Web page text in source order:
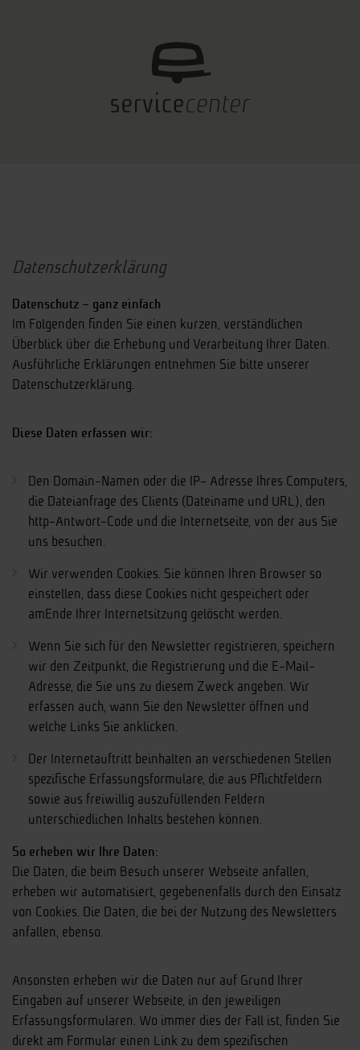
Datenschutzerklärung
Datenschutz – ganz einfach
Im Folgenden finden Sie einen kurzen, verständlichen
Überblick über die Erhebung und Verarbeitung Ihrer Daten.
Ausführliche Erklärungen entnehmen Sie bitte unserer
Datenschutzerklärung.
Diese Daten erfassen wir:
Den Domain-Namen oder die IP- Adresse Ihres Computers,
die Dateianfrage des Clients (Dateiname und URL), den
http-Antwort-Code und die Internetseite, von der aus Sie
uns besuchen.
Wir verwenden Cookies. Sie können Ihren Browser so
einstellen, dass diese Cookies nicht gespeichert oder
amEnde Ihrer Internetsitzung gelöscht werden.
Wenn Sie sich für den Newsletter registrieren, speichern
wir den Zeitpunkt, die Registrierung und die E-Mail-
Adresse, die Sie uns zu diesem Zweck angeben. Wir
erfassen auch, wann Sie den Newsletter öffnen und
welche Links Sie anklicken.
Der Internetauftritt beinhalten an verschiedenen Stellen
spezifische Erfassungsformulare, die aus Pflichtfeldern
sowie aus freiwillig auszufüllenden Feldern
unterschiedlichen Inhalts bestehen können.
So erheben wir Ihre Daten:
Die Daten, die beim Besuch unserer Webseite anfallen,
erheben wir automatisiert, gegebenenfalls durch den Einsatz
von Cookies. Die Daten, die bei der Nutzung des Newsletters
anfallen, ebenso.
Ansonsten erheben wir die Daten nur auf Grund Ihrer
Eingaben auf unserer Webseite, in den jeweiligen
Erfassungsformularen. Wo immer dies der Fall ist, finden Sie
direkt am Formular einen Link zu dem spezifischen